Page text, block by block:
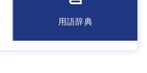
用語辞典